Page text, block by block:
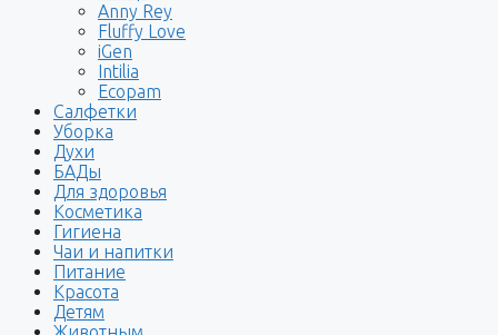
Anny Rey
Fluffy Love
iGen
Intilia
Ecopam
Салфетки
Уборка
Духи
БАДы
Для здоровья
Косметика
Гигиена
Чаи и напитки
Питание
Красота
Детям